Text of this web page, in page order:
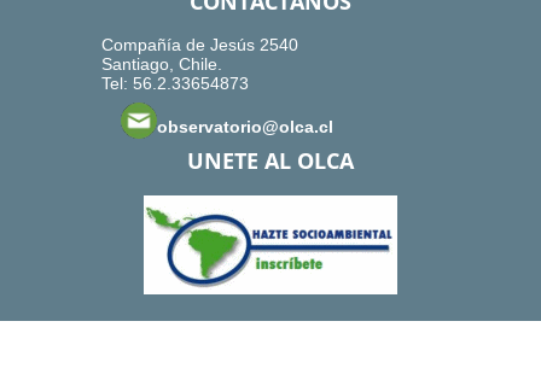
Compañía de Jesús 2540
Santiago, Chile.
Tel: 56.2.33654873
observatorio@olca.cl
UNETE AL OLCA